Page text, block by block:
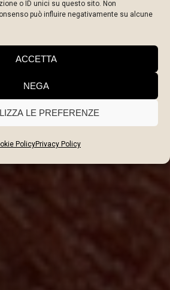
o ID unici su questo sito. Non
può influire negativamente su alcune
ACCETTA
NEGA
LE PREFERENZE
PolicyPrivacy Policy
SFUMATO